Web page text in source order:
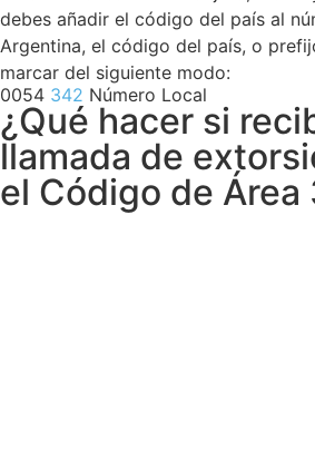
debes añadir el código del país al
Argentina, el código del país, o
marcar del siguiente modo:
0054 342 Número Local
¿Qué hacer si
llamada de
el Código de Área